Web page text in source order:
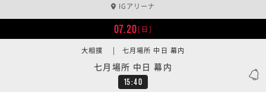
IGアリーナ
07.20[日]
15:40
七月場所 中日 幕内
大相撲 | 七月場所 中日 幕内